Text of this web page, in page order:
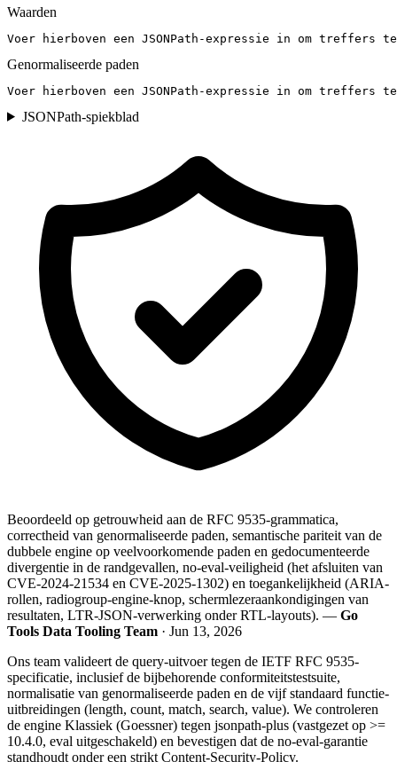
Waarden
Voer hierboven een JSONPath-expressie in om treffers
Genormaliseerde paden
Voer hierboven een JSONPath-expressie in om treffers
JSONPath-spiekblad
Beoordeeld op getrouwheid aan de RFC 9535-grammatica,
correctheid van genormaliseerde paden, semantische pariteit van de
dubbele engine op veelvoorkomende paden en gedocumenteerde
divergentie in de randgevallen, no-eval-veiligheid (het afsluiten van
CVE-2024-21534 en CVE-2025-1302) en toegankelijkheid (ARIA-
rollen, radiogroup-engine-knop, schermlezeraankondigingen van
resultaten, LTR-JSON-verwerking onder RTL-layouts). — Go
Tools Data Tooling Team · Jun 13, 2026
Ons team valideert de query-uitvoer tegen de IETF RFC 9535-
specificatie, inclusief de bijbehorende conformiteitstestsuite,
normalisatie van genormaliseerde paden en de vijf standaard functie-
uitbreidingen (length, count, match, search, value). We controleren
de engine Klassiek (Goessner) tegen jsonpath-plus (vastgezet op >=
10.4.0, eval uitgeschakeld) en bevestigen dat de no-eval-garantie
standhoudt onder een strikt Content-Security-Policy.